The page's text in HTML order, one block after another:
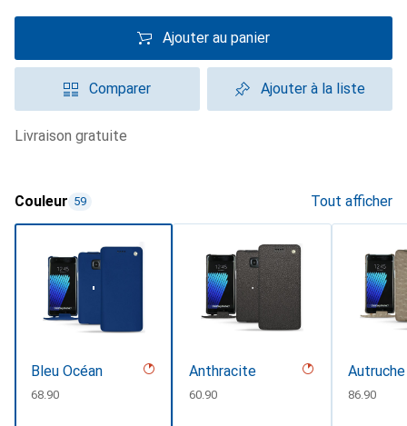
Ajouter au panier
Comparer Ajouter à la liste
livraison gratuite
Couleur 59 Tout afficher
Bleu Océan
CHF
68.90
Anthracite
CHF
60.90 CHF
86.90